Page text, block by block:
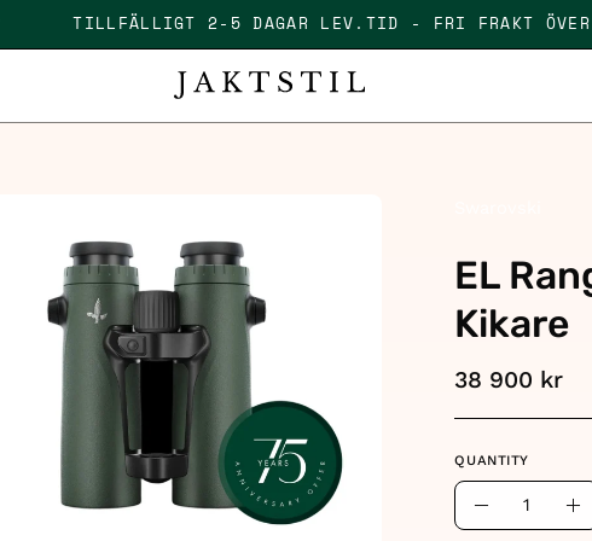
KR TILLFÄLLIGT 2-5 DAGAR LEV.TID - FRI FRAKT
EL
Kikare
38 900 kr
QUANTITY
Quantity